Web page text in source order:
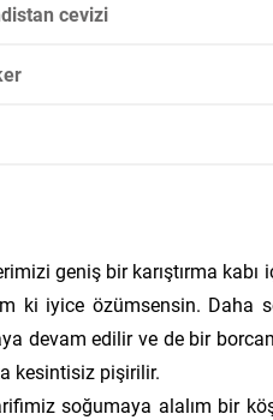
cevizi
geniş bir karıştırma kabı
ki iyice özümsensin.
devam edilir ve de bir
kesintisiz pişirilir.
soğumaya alalım bir